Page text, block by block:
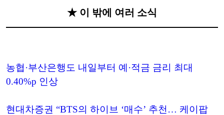
★ 이 밖에 여러 소식
농협·부산은행도 내일부터 예·적금 금리 최대
0.40%p 인상
현대차증권 “BTS의 하이브 ‘매수’ 추천… 케이팝